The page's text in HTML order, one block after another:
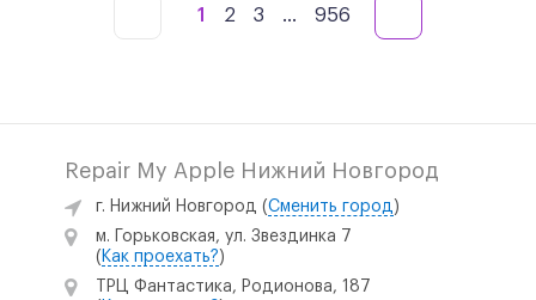
1 2 3 ... 956
Repair My Apple Нижний Новгород
г. Нижний Новгород (Сменить город )
м. Горьковская, ул. Звездинка 7
( Как проехать? )
ТРЦ Фантастика, Родионова, 187